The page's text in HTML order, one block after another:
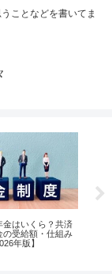
ことなどを書いてま
金はいくら？共済
の受給額・仕組み
年版】